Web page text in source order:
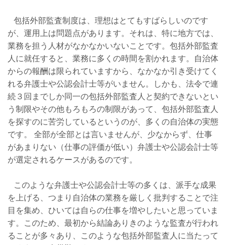
包括外部監査制度は、理想はとてもすばらしいのです
が、運用上は問題点があります。それは、特に地方では、
業務を担う人材がなかなかいないことです。包括外部監査
人に就任すると、業務に多くの時間を割かれます。自治体
からの報酬は限られていますから、なかなか引き受けてく
れる弁護士や公認会計士等がいません。しかも、法令で連
続３回までしか同一の包括外部監査人と契約できないとい
う制限やその他もろもろの制限があって、包括外部監査人
を探すのに苦労しているというのが、多くの自治体の実態
です。 全部が全部とは言いませんが、少なからず、仕事
があまりない（仕事の評価が低い）弁護士や公認会計士等
が選定されるケースがあるのです。
このような弁護士や公認会計士等の多くは、派手な成果
を上げる、つまり自治体の業務を厳しく批判することで注
目を集め、ひいては自らの仕事を増やしたいと思っていま
す。このため、最初から結論ありきのような監査が行われ
ることが多々あり、このような包括外部監査人に当たって